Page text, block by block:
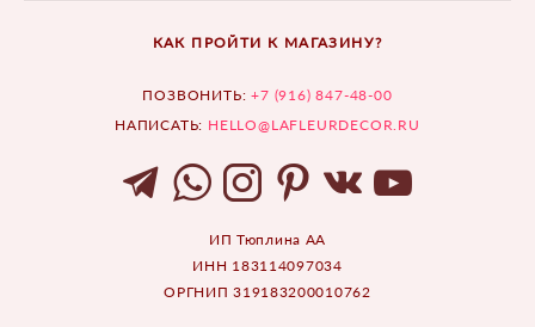
КАК ПРОЙТИ К МАГАЗИНУ?
ПОЗВОНИТЬ:+7 (916) 847-48-00
НАПИСАТЬ: HELLO@LAFLEURDECOR.RU
ИП Тюплина АА
ИНН 183114097034
ОРГНИП 319183200010762